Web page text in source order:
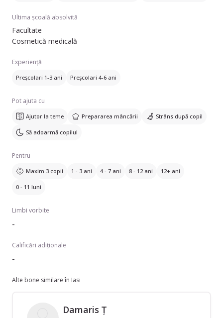
Ultima școală absolvită
Facultate
Cosmetică medicală
Experiență
Preșcolari 1-3 ani Preșcolari 4-6 ani
Pot ajuta cu
Ajutor la teme Prepararea mâncării Strâns după copil
Să adoarmă copilul
Pentru
Maxim 3 copii 1 - 3 ani 4 - 7 ani 8 - 12 ani 12+ ani
0 - 11 luni
Limbi vorbite
-
Calificări adiționale
-
Alte bone similare în Iasi
Damaris Ț